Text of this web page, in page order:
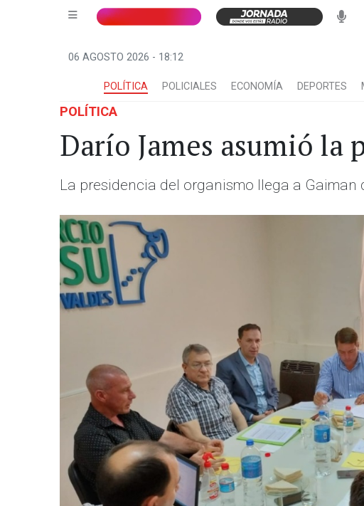
06 AGOSTO 2026 - 18:12
POLÍTICA POLICIALES ECONOMÍA DEPORTES
POLÍTICA
Darío James asumió la
La presidencia del organismo llega a Gaiman